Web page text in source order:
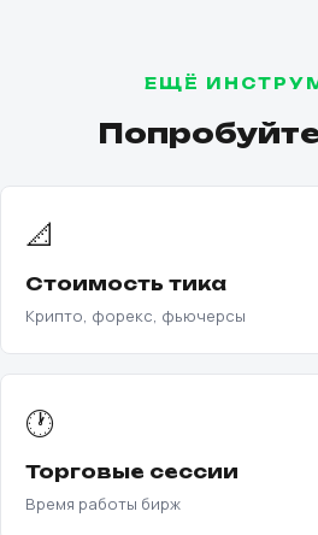
ЕЩЁ
📐
Стоимость тика
Крипто, форекс, фьючерсы
🕐
Торговые сессии
Время работы бирж